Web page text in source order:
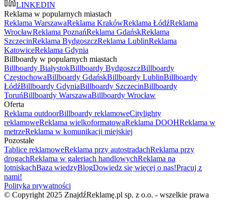
LINKEDIN
Reklama w popularnych miastach
Reklama WarszawaReklama KrakówReklama ŁódźReklama
WrocławReklama PoznańReklama GdańskReklama
SzczecinReklama BydgoszczReklama LublinReklama
KatowiceReklama Gdynia
Billboardy w popularnych miastach
Billboardy BiałystokBillboardy BydgoszczBillboardy
CzęstochowaBillboardy GdańskBillboardy LublinBillboardy
ŁódźBillboardy GdyniaBillboardy SzczecinBillboardy
ToruńBillboardy WarszawaBillboardy Wrocław
Oferta
Reklama outdoorBillboardy reklamoweCitylighty
reklamoweReklama wielkoformatowaReklama DOOHReklama w
metrzeReklama w komunikacji miejskiej
Pozostałe
Tablice reklamoweReklama przy autostradachReklama przy
drogachReklama w galeriach handlowychReklama na
lotniskachBaza wiedzyBlogDowiedz się więcej o nas!Pracuj z
nami!
Polityka prywatności
© Copyright 2025 ZnajdźReklamę.pl sp. z o.o. - wszelkie prawa